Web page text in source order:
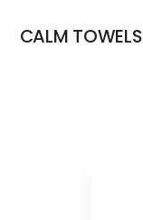
CALM TOWELS